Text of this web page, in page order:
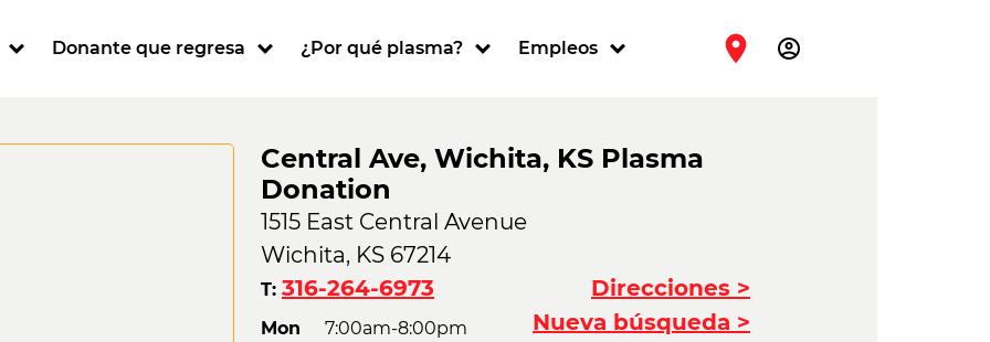
Donante que regresa ¿Por qué plasma? Empleos account_circle
Central Ave, Wichita, KS Plasma
Donation
1515 East Central Avenue
Wichita, KS 67214
T: 316-264-6973
Mon
7:00am-8:00pm
Direcciones >
Nueva búsqueda >